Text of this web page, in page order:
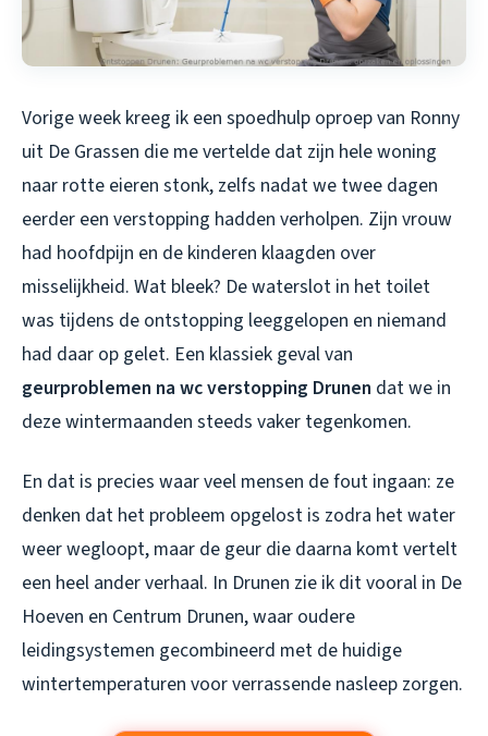
Vorige week kreeg ik een spoedhulp oproep van Ronny
uit De Grassen die me vertelde dat zijn hele woning
naar rotte eieren stonk, zelfs nadat we twee dagen
eerder een verstopping hadden verholpen. Zijn vrouw
had hoofdpijn en de kinderen klaagden over
misselijkheid. Wat bleek? De waterslot in het toilet
was tijdens de ontstopping leeggelopen en niemand
had daar op gelet. Een klassiek geval van
geurproblemen na wc verstopping Drunen dat we in
deze wintermaanden steeds vaker tegenkomen.
En dat is precies waar veel mensen de fout ingaan: ze
denken dat het probleem opgelost is zodra het water
weer wegloopt, maar de geur die daarna komt vertelt
een heel ander verhaal. In Drunen zie ik dit vooral in De
Hoeven en Centrum Drunen, waar oudere
leidingsystemen gecombineerd met de huidige
wintertemperaturen voor verrassende nasleep zorgen.